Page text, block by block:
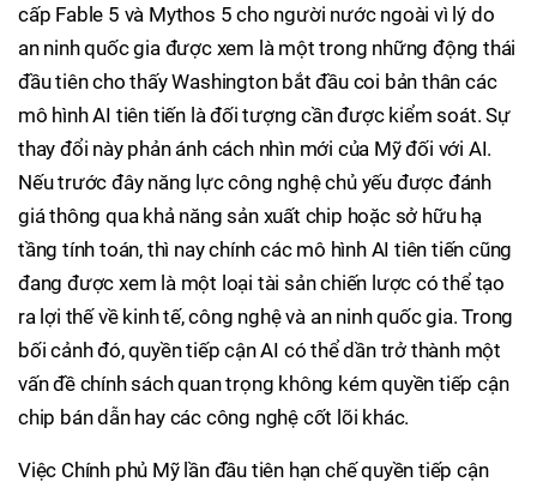
cấp Fable 5 và Mythos 5 cho người nước ngoài vì lý do
an ninh quốc gia được xem là một trong những động thái
đầu tiên cho thấy Washington bắt đầu coi bản thân các
mô hình AI tiên tiến là đối tượng cần được kiểm soát. Sự
thay đổi này phản ánh cách nhìn mới của Mỹ đối với AI.
Nếu trước đây năng lực công nghệ chủ yếu được đánh
giá thông qua khả năng sản xuất chip hoặc sở hữu hạ
tầng tính toán, thì nay chính các mô hình AI tiên tiến cũng
đang được xem là một loại tài sản chiến lược có thể tạo
ra lợi thế về kinh tế, công nghệ và an ninh quốc gia. Trong
bối cảnh đó, quyền tiếp cận AI có thể dần trở thành một
vấn đề chính sách quan trọng không kém quyền tiếp cận
chip bán dẫn hay các công nghệ cốt lõi khác.
Việc Chính phủ Mỹ lần đầu tiên hạn chế quyền tiếp cận